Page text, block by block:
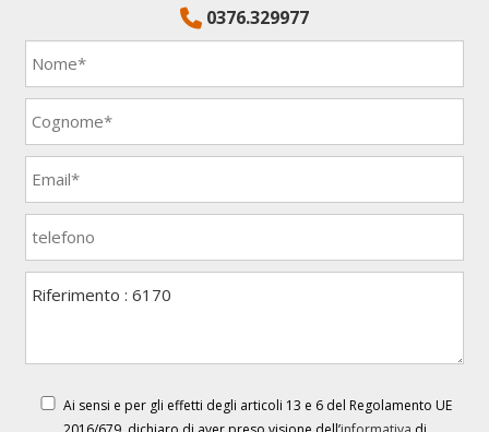
0376.329977
Ai sensi e per gli effetti degli articoli 13 e 6 del Regolamento UE